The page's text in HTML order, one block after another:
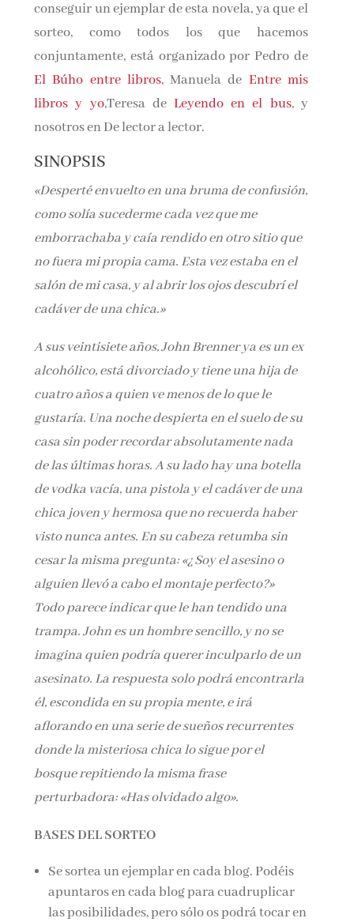
conseguir un ejemplar de esta novela, ya que el
sorteo, como todos los que hacemos
conjuntamente, está organizado por Pedro de
El Búho entre libros, Manuela de Entre mis
libros y yo,Teresa deLeyendo en el bus, y
nosotros en De lector a lector.
SINOPSIS
«Desperté envuelto en una bruma de confusión,
como solía sucederme cada vez que me
emborrachaba y caía rendido en otro sitio que
no fuera mi propia cama. Esta vez estaba en el
salón de mi casa, y al abrir los ojos descubrí el
cadáver de una chica.»
A sus veintisiete años, John Brenner ya es un ex
alcohólico, está divorciado y tiene una hija de
cuatro años a quien ve menos de lo que le
gustaría. Una noche despierta en el suelo de su
casa sin poder recordar absolutamente nada
de las últimas horas. A su lado hay una botella
de vodka vacía, una pistola y el cadáver de una
chica joven y hermosa que no recuerda haber
visto nunca antes. En su cabeza retumba sin
cesar la misma pregunta: «¿Soy el asesino o
alguien llevó a cabo el montaje perfecto?»
Todo parece indicar que le han tendido una
trampa. John es un hombre sencillo, y no se
imagina quien podría querer inculparlo de un
asesinato. La respuesta solo podrá encontrarla
él, escondida en su propia mente, e irá
aflorando en una serie de sueños recurrentes
donde la misteriosa chica lo sigue por el
bosque repitiendo la misma frase
perturbadora: «Has olvidado algo».
BASES DEL SORTEO
Se sortea un ejemplar en cada blog. Podéis
apuntaros en cada blog para cuadruplicar
las posibilidades, pero sólo os podrá tocar en